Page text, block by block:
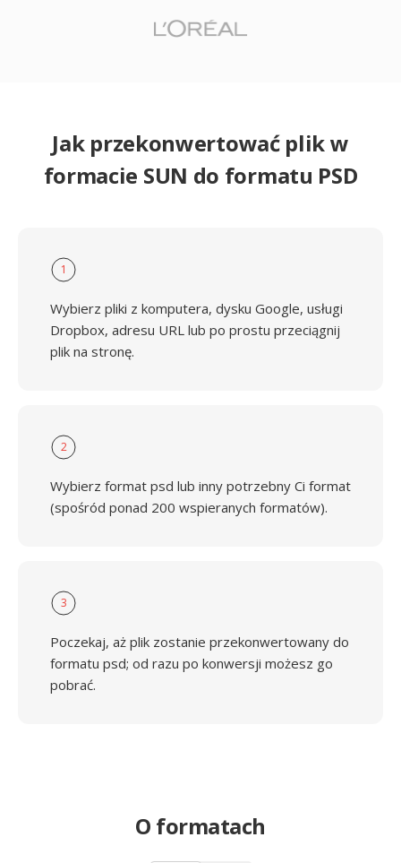
Jak przekonwertować plik w
formacie SUN do formatu PSD
1
Wybierz pliki z komputera, dysku Google, usługi
Dropbox, adresu URL lub po prostu przeciągnij
plik na stronę.
2
Wybierz format psd lub inny potrzebny Ci format
(spośród ponad 200 wspieranych formatów).
3
Poczekaj, aż plik zostanie przekonwertowany do
formatu psd; od razu po konwersji możesz go
pobrać.
O formatach